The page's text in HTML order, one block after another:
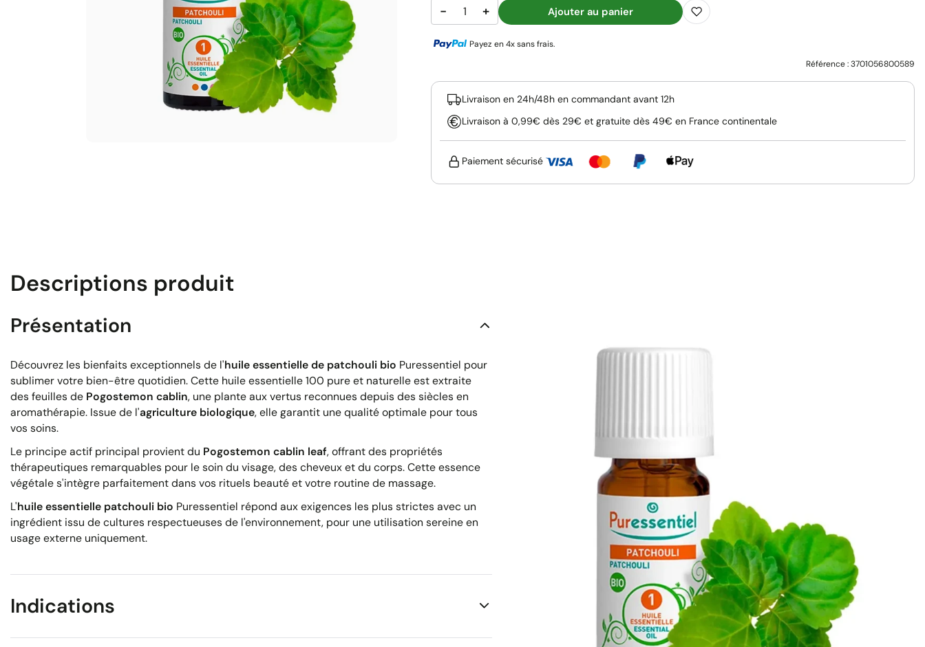
− + Ajouter au panier
Payez en 4x sans frais.
Référence :3701056800589
Livraison en 24h/48h en commandant avant 12h
Livraison à 0,99€ dès 29€ et gratuite dès 49€ en France continentale
Paiement sécurisé
Descriptions produit
Présentation
Découvrez les bienfaits exceptionnels de l'huile essentielle de patchouli bio Puressentiel pour
sublimer votre bien-être quotidien. Cette huile essentielle 100 pure et naturelle est extraite
des feuilles de Pogostemon cablin, une plante aux vertus reconnues depuis des siècles en
aromathérapie. Issue de l'agriculture biologique, elle garantit une qualité optimale pour tous
vos soins.
Le principe actif principal provient du Pogostemon cablin leaf, offrant des propriétés
thérapeutiques remarquables pour le soin du visage, des cheveux et du corps. Cette essence
végétale s'intègre parfaitement dans vos rituels beauté et votre routine de massage.
L'huile essentielle patchouli bio Puressentiel répond aux exigences les plus strictes avec un
ingrédient issu de cultures respectueuses de l'environnement, pour une utilisation sereine en
usage externe uniquement.
Indications